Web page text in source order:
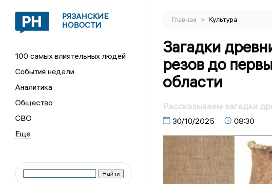
РЯЗАНСКИЕ
НОВОСТИ
100 самых влиятельных людей
События недели
Аналитика
Общество
СВО
Главная > Культура
Загадки
резов до
области
Рассказываем загадки
30/10/2025 08:30